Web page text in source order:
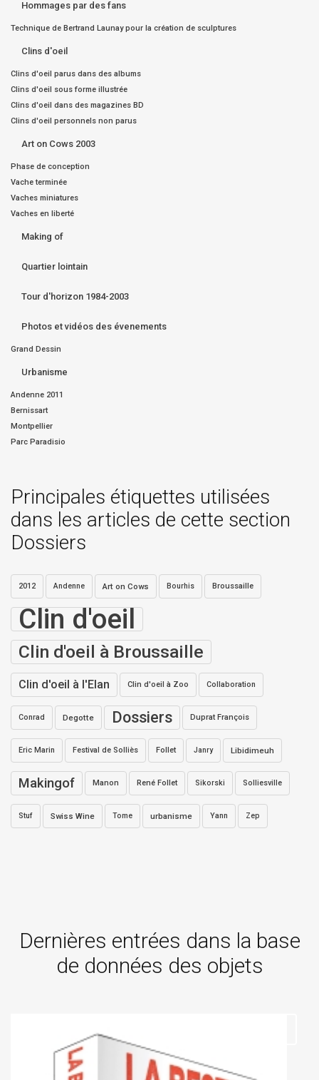
Hommages par des fans
Technique de Bertrand Launay pour la création de sculptures
Clins d'oeil
Clins d'oeil parus dans des albums
Clins d'oeil sous forme illustrée
Clins d'oeil dans des magazines BD
Clins d'oeil personnels non parus
Art on Cows 2003
Phase de conception
Vache terminée
Vaches miniatures
Vaches en liberté
Making of
Quartier lointain
Tour d'horizon 1984-2003
Photos et vidéos des évenements
Grand Dessin
Urbanisme
Andenne 2011
Bernissart
Montpellier
Parc Paradisio
Principales étiquettes utilisées
dans les articles de cette section
Dossiers
2012 Andenne Art on Cows Bourhis Broussaille
Clin d'oeil
Clin d'oeil à Broussaille
Clin d'oeil à l'Elan Clin d'oeil à Zoo Collaboration
Conrad Degotte Dossiers Duprat François
Eric Marin Festival de Solliès Follet Janry Libidimeuh
Makingof Manon René Follet Sikorski Solliesville
Stuf Swiss Wine Tome urbanisme Yann Zep
Dernières entrées dans la base
de données des objets